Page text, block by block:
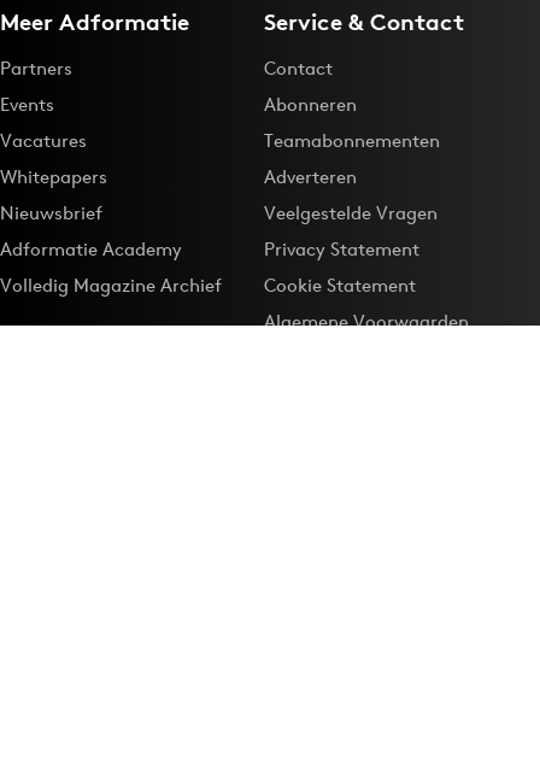
Meer Adformatie
Partners
Events
Vacatures
Whitepapers
Nieuwsbrief
Adformatie Academy
Volledig Magazine Archief
Service & Contact
Contact
Abonneren
Teamabonnementen
Adverteren
Veelgestelde Vragen
Privacy Statement
Cookie Statement
Algemene Voorwaarden